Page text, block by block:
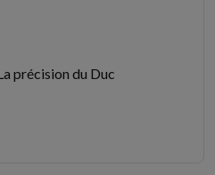
précision du Duc